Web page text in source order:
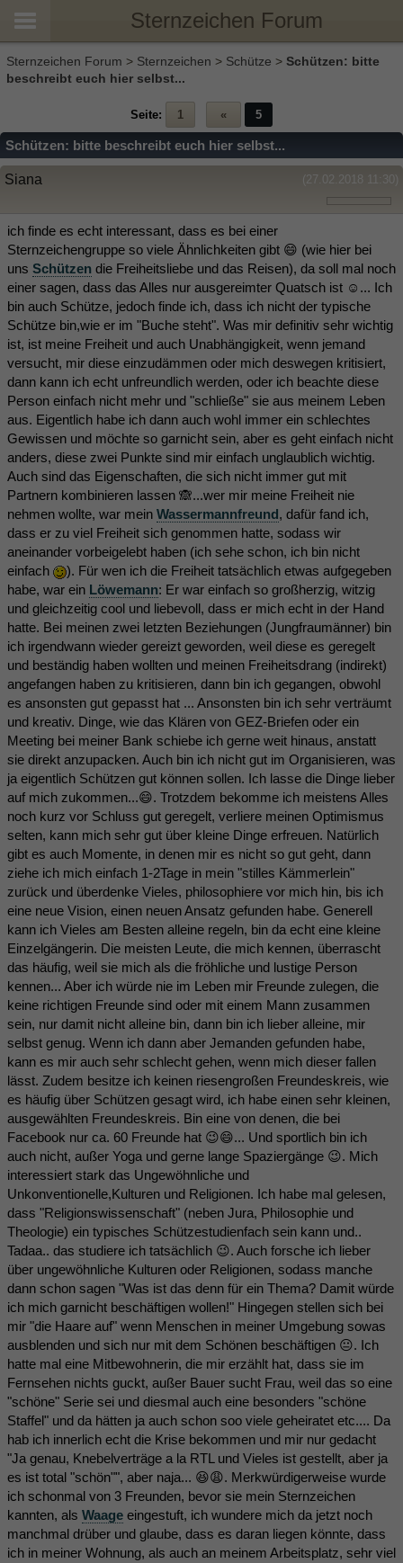
Sternzeichen Forum
Sternzeichen Forum > Sternzeichen > Schütze > Schützen: bitte
beschreibt euch hier selbst...
Seite: 1 « 5
Schützen: bitte beschreibt euch hier selbst...
(27.02.2018 11:30)
Siana
ich finde es echt interessant, dass es bei einer
Sternzeichengruppe so viele Ähnlichkeiten gibt 😄 (wie hier bei
uns Schützen die Freiheitsliebe und das Reisen), da soll mal noch
einer sagen, dass das Alles nur ausgereimter Quatsch ist ☺️... Ich
bin auch Schütze, jedoch finde ich, dass ich nicht der typische
Schütze bin,wie er im "Buche steht". Was mir definitiv sehr wichtig
ist, ist meine Freiheit und auch Unabhängigkeit, wenn jemand
versucht, mir diese einzudämmen oder mich deswegen kritisiert,
dann kann ich echt unfreundlich werden, oder ich beachte diese
Person einfach nicht mehr und "schließe" sie aus meinem Leben
aus. Eigentlich habe ich dann auch wohl immer ein schlechtes
Gewissen und möchte so garnicht sein, aber es geht einfach nicht
anders, diese zwei Punkte sind mir einfach unglaublich wichtig.
Auch sind das Eigenschaften, die sich nicht immer gut mit
Partnern kombinieren lassen 🙈...wer mir meine Freiheit nie
nehmen wollte, war mein Wassermannfreund, dafür fand ich,
dass er zu viel Freiheit sich genommen hatte, sodass wir
aneinander vorbeigelebt haben (ich sehe schon, ich bin nicht
einfach
). Für wen ich die Freiheit tatsächlich etwas aufgegeben
habe, war ein Löwemann: Er war einfach so großherzig, witzig
und gleichzeitig cool und liebevoll, dass er mich echt in der Hand
hatte. Bei meinen zwei letzten Beziehungen (Jungfraumänner) bin
ich irgendwann wieder gereizt geworden, weil diese es geregelt
und beständig haben wollten und meinen Freiheitsdrang (indirekt)
angefangen haben zu kritisieren, dann bin ich gegangen, obwohl
es ansonsten gut gepasst hat ... Ansonsten bin ich sehr verträumt
und kreativ. Dinge, wie das Klären von GEZ-Briefen oder ein
Meeting bei meiner Bank schiebe ich gerne weit hinaus, anstatt
sie direkt anzupacken. Auch bin ich nicht gut im Organisieren, was
ja eigentlich Schützen gut können sollen. Ich lasse die Dinge lieber
auf mich zukommen...😄. Trotzdem bekomme ich meistens Alles
noch kurz vor Schluss gut geregelt, verliere meinen Optimismus
selten, kann mich sehr gut über kleine Dinge erfreuen. Natürlich
gibt es auch Momente, in denen mir es nicht so gut geht, dann
ziehe ich mich einfach 1-2Tage in mein "stilles Kämmerlein"
zurück und überdenke Vieles, philosophiere vor mich hin, bis ich
eine neue Vision, einen neuen Ansatz gefunden habe. Generell
kann ich Vieles am Besten alleine regeln, bin da echt eine kleine
Einzelgängerin. Die meisten Leute, die mich kennen, überrascht
das häufig, weil sie mich als die fröhliche und lustige Person
kennen... Aber ich würde nie im Leben mir Freunde zulegen, die
keine richtigen Freunde sind oder mit einem Mann zusammen
sein, nur damit nicht alleine bin, dann bin ich lieber alleine, mir
selbst genug. Wenn ich dann aber Jemanden gefunden habe,
kann es mir auch sehr schlecht gehen, wenn mich dieser fallen
lässt. Zudem besitze ich keinen riesengroßen Freundeskreis, wie
es häufig über Schützen gesagt wird, ich habe einen sehr kleinen,
ausgewählten Freundeskreis. Bin eine von denen, die bei
Facebook nur ca. 60 Freunde hat 😉😄... Und sportlich bin ich
auch nicht, außer Yoga und gerne lange Spaziergänge 😉. Mich
interessiert stark das Ungewöhnliche und
Unkonventionelle,Kulturen und Religionen. Ich habe mal gelesen,
dass "Religionswissenschaft" (neben Jura, Philosophie und
Theologie) ein typisches Schützestudienfach sein kann und..
Tadaa.. das studiere ich tatsächlich 😉. Auch forsche ich lieber
über ungewöhnliche Kulturen oder Religionen, sodass manche
dann schon sagen "Was ist das denn für ein Thema? Damit würde
ich mich garnicht beschäftigen wollen!" Hingegen stellen sich bei
mir "die Haare auf" wenn Menschen in meiner Umgebung sowas
ausblenden und sich nur mit dem Schönen beschäftigen 😐. Ich
hatte mal eine Mitbewohnerin, die mir erzählt hat, dass sie im
Fernsehen nichts guckt, außer Bauer sucht Frau, weil das so eine
"schöne" Serie sei und diesmal auch eine besonders "schöne
Staffel" und da hätten ja auch schon soo viele geheiratet etc.... Da
hab ich innerlich echt die Krise bekommen und mir nur gedacht
"Ja genau, Knebelverträge a la RTL und Vieles ist gestellt, aber ja
es ist total "schön"", aber naja... 😆😩. Merkwürdigerweise wurde
ich schonmal von 3 Freunden, bevor sie mein Sternzeichen
kannten, als Waage eingestuft, ich wundere mich da jetzt noch
manchmal drüber und glaube, dass es daran liegen könnte, dass
ich in meiner Wohnung, als auch an meinem Arbeitsplatz, sehr viel